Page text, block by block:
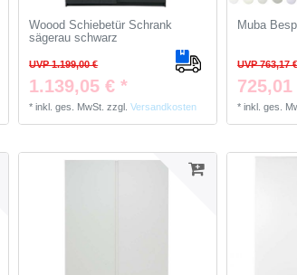
Woood Schiebetür Schrank
sägerau schwarz
UVP 1.199,00 €
1.139,05 € *
*inkl. ges. MwSt. zzgl.Versandkosten
Muba
UVP 763,17
*inkl. ges.